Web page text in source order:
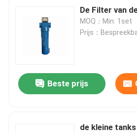
De Filter van
MOQ：Min: 1set
Prijs：
Beste prijs
de kleine